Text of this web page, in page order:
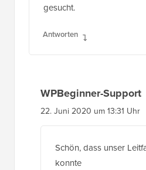
gesucht.
Antworten
WPBeginner-Support
22. Juni 2020 um 13:31 Uhr
Schön, dass unser
konnte